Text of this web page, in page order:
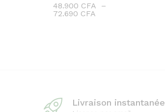
48.900 CFA
–
72.690 CFA
Livraison instantanée